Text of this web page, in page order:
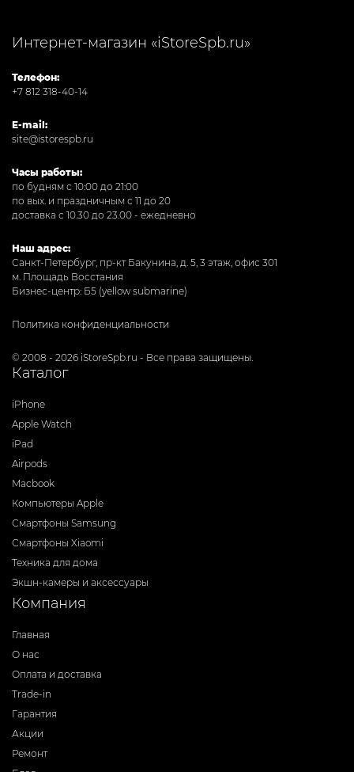
Интернет-магазин «iStoreSpb.ru»
Телефон:
+7 812 318-40-14
E-mail:
site@istorespb.ru
Часы работы:
по будням с 10:00 до 21:00
по вых. и праздничным с 11 до 20
доставка с 10.30 до 23.00 - ежедневно
Наш адрес:
Санкт-Петербург, пр-кт Бакунина, д. 5, 3 этаж, офис 301
м. Площадь Восстания
Бизнес-центр: Б5 (yellow submarine)
Политика конфиденциальности
© 2008 - 2026 iStoreSpb.ru - Все права защищены.
Каталог
iPhone
Apple Watch
iPad
Airpods
Macbook
Компьютеры Apple
Смартфоны Samsung
Смартфоны Xiaomi
Техника для дома
Экшн-камеры и аксессуары
Компания
Главная
О нас
Оплата и доставка
Trade-in
Гарантия
Акции
Ремонт